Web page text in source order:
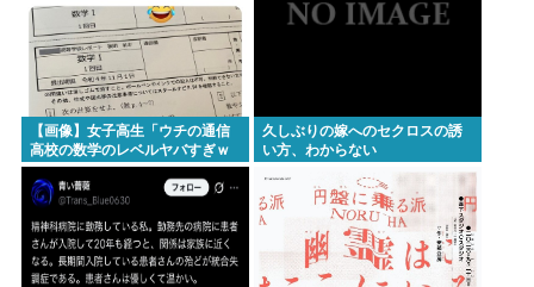
【画像】女子高生「ウチの通信
高校の数学のレベルヤバすぎｗ
ｗｗ」
久しぶりの嫁へのセクロスの誘
い方、わからない